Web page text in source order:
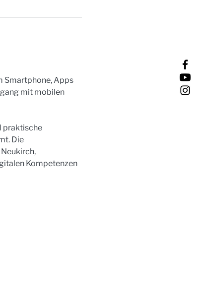
Smartphone, Apps
mit mobilen
praktische
Die
Kompetenzen